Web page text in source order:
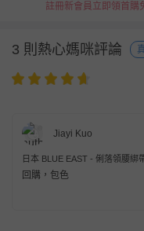
註冊新會員立即領首購
3 則熱心媽咪評論
Jiayi Kuo
日本 BLUE EAST - 俐落領腰綁
顯瘦洋裝-條紋-海軍藍
回購，包色